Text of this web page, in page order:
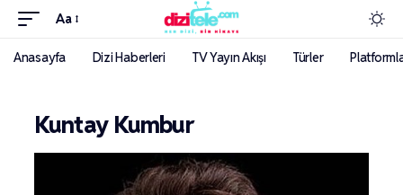
Aa
Anasayfa Dizi Haberleri TV Yayın Akışı Türler
Kuntay Kumbur